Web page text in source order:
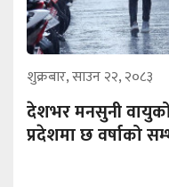
शुक्रबार, साउन २२, २०८३
देशभर मनसुनी
प्रदेशमा छ वर्षाको